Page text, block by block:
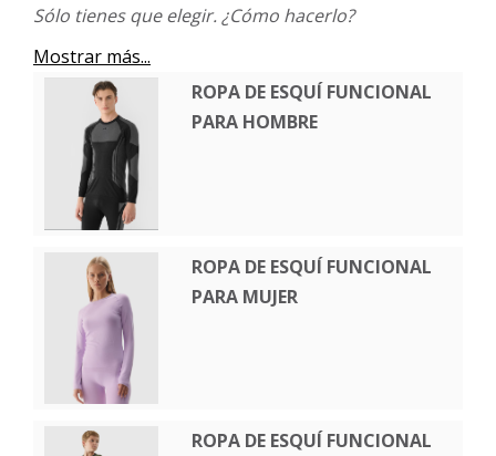
Sólo tienes que elegir. ¿Cómo hacerlo?
Mostrar más...
ROPA DE ESQUÍ FUNCIONAL
PARA HOMBRE
ROPA DE ESQUÍ FUNCIONAL
PARA MUJER
ROPA DE ESQUÍ FUNCIONAL